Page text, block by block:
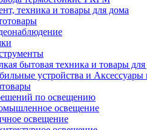
техника и товары для дома
бытовая техника и товары для
устройства и Аксессуары
по освещению
освещение
освещение